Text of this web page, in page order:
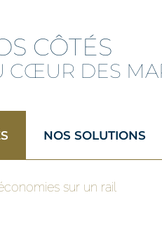
CÔTÉS
CŒUR DES
NOS SOLUTIONS
sur un rail